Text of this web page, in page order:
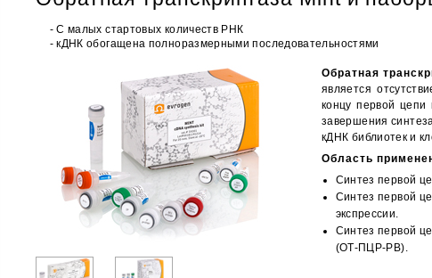
- С малых стартовых количеств РНК
- кДНК обогащена полноразмерными последовательностями
Обратная
является
концу первой цепи
завершения
кДНК библиотек и
Область
Синтез первой
Синтез первой
экспрессии.
Синтез первой
(ОТ-ПЦР-РВ).
НЕ ЯВЛЯЕТСЯ ПУБЛИЧНОЙ
Информация, представленная на сайте,
информационный характер и ни при каких условиях
офертой, определяемой положениями статьи 437 ГК РФ.
Окончательная цена товара указывается в документе